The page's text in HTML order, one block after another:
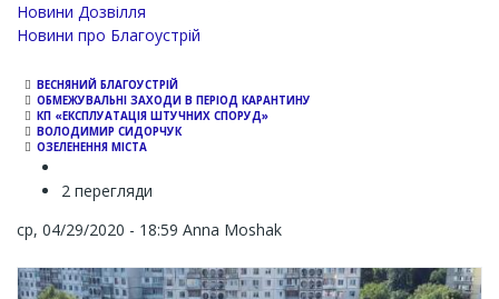
Новини Дозвілля
Новини про Благоустрій
ВЕСНЯНИЙ БЛАГОУСТРІЙ
ОБМЕЖУВАЛЬНІ ЗАХОДИ В ПЕРІОД КАРАНТИНУ
КП «ЕКСПЛУАТАЦІЯ ШТУЧНИХ СПОРУД»
ВОЛОДИМИР СИДОРЧУК
ОЗЕЛЕНЕННЯ МІСТА
2 перегляди
ср, 04/29/2020 - 18:59 Anna Moshak